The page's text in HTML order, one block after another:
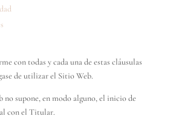
con todas y cada una de estas cláusulas
de utilizar el Sitio Web.
no supone, en modo alguno, el inicio de
con el Titular.